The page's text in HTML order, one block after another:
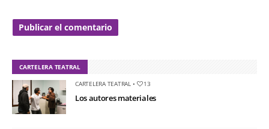
CARTELERA TEATRAL
CARTELERA TEATRAL• 13
Los autores materiales